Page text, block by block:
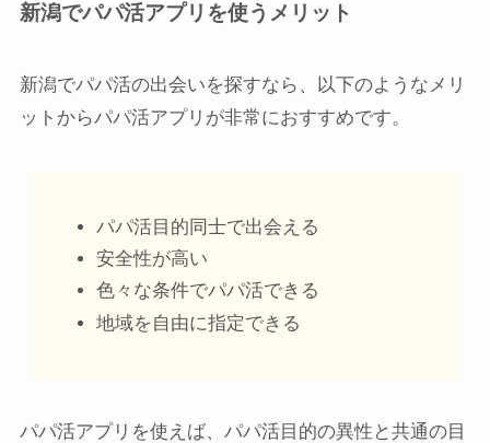
新潟でパパ活アプリを使うメリット
新潟でパパ活の出会いを探すなら、以下のようなメリ
ットからパパ活アプリが非常におすすめです。
パパ活目的同士で出会える
安全性が高い
色々な条件でパパ活できる
地域を自由に指定できる
パパ活アプリを使えば、パパ活目的の異性と共通の目